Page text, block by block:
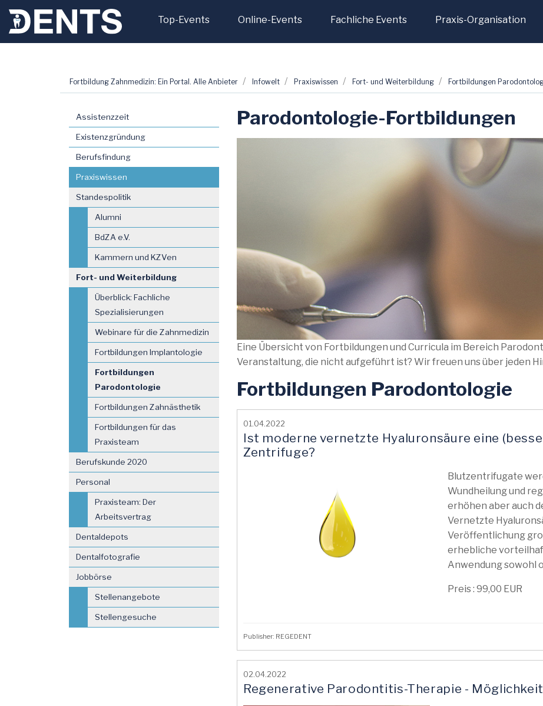
Top-Events Online-Events Fachliche Events Praxis-Organisation
Fortbildung Zahnmedizin: Ein Portal. Alle Anbieter Infowelt Praxiswissen Fort- und Weiterbildung Fortbildungen
Assistenzzeit
Existenzgründung
Berufsfindung
Praxiswissen
Standespolitik
Alumni
BdZA e.V.
Kammern und KZVen
Fort- und Weiterbildung
Überblick: Fachliche
Spezialisierungen
Webinare für die Zahnmedizin
Fortbildungen Implantologie
Fortbildungen
Parodontologie
Fortbildungen Zahnästhetik
Fortbildungen für das
Praxisteam
Berufskunde 2020
Personal
Praxisteam: Der
Arbeitsvertrag
Dentaldepots
Dentalfotografie
Jobbörse
Stellenangebote
Stellengesuche
Parodontologie-Fortbildungen
Eine Übersicht von Fortbildungen und Curricula im Bereich
Veranstaltung, die nicht aufgeführt ist? Wir freuen uns über jeden
Fortbildungen Parodontologie
01.04.2022
Ist moderne vernetzte Hyaluronsäure eine
Zentrifuge?
Blutzentrifugate
Wundheilung und
erhöhen aber auch
Vernetzte
Veröffentlichung
erhebliche
Anwendung sowohl
Preis : 99,00 EUR
Publisher: REGEDENT
02.04.2022
Regenerative Parodontitis-Therapie -